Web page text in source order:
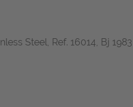
Steel, Ref. 16014, Bj 1983